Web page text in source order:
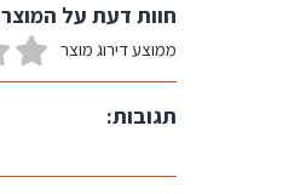
חוות דעת על המוצר
ממוצע דירוג מוצר
תגובות: